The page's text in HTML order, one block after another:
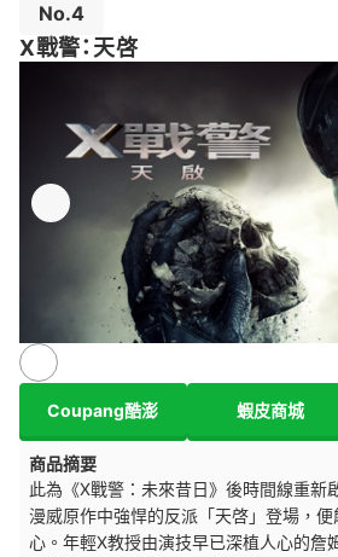
No.4
X戰警：天啓
Coupang酷澎 蝦皮商城
商品摘要
此為《X戰警：未來昔日》後時間線重新
漫威原作中強悍的反派「天啓」登場，
心。年輕X教授由演技早已深植人心的詹